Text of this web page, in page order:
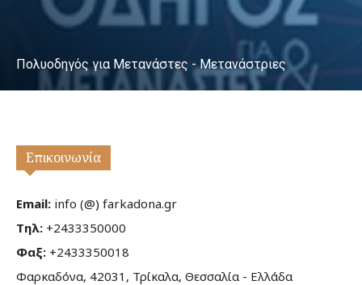
Πολυοδηγός για Μετανάστες - Μετανάστριες
Επικοινωνία
Email: info (@) farkadona.gr
Τηλ: +2433350000
Φαξ: +2433350018
Φαρκαδόνα, 42031, Τρίκαλα, Θεσσαλία - Ελλάδα